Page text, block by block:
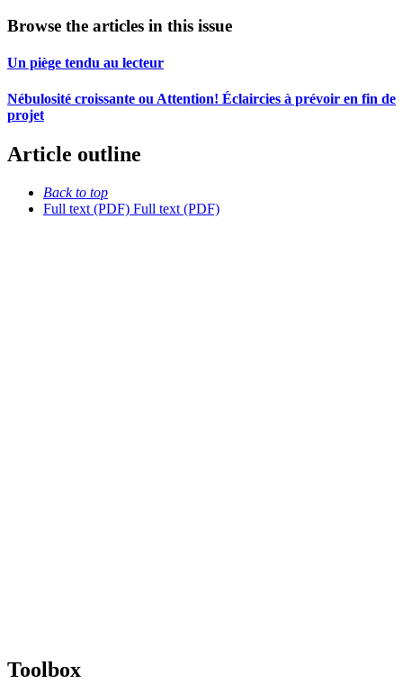
Browse the articles in this issue
Un piège tendu au lecteur
Nébulosité croissante ou Attention! Éclaircies à prévoir en fin de
projet
Article outline
Back to top
Full text (PDF) Full text (PDF)
Toolbox